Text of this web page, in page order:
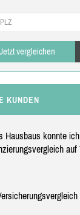
Jetzt vergleichen
KUNDEN
Hausbaus konnte
auf